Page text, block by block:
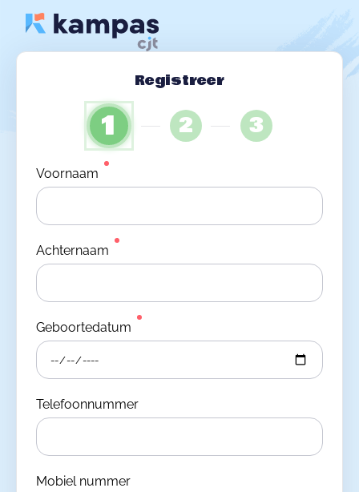
Registreer
1 2 3
Voornaam
Achternaam
Geboortedatum
Telefoonnummer
Mobiel nummer